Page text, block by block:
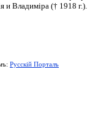
и Владиміра († 1918 г.).
Русскiй Порталъ